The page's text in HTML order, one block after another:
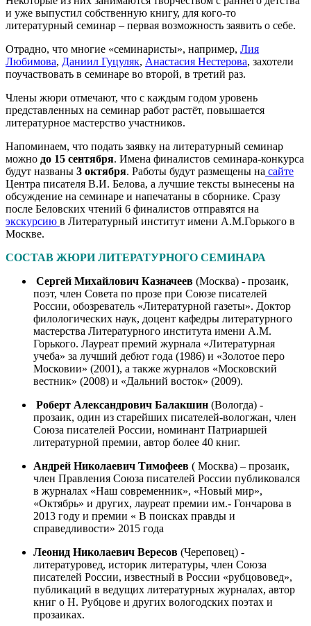
и уже выпустил собственную книгу, для кого-то
литературный семинар – первая возможность заявить о себе.
Отрадно, что многие «семинаристы», например, Лия
Любимова, Даниил Гуцуляк, Анастасия Нестерова, захотели
поучаствовать в семинаре во второй, в третий раз.
Члены жюри отмечают, что с каждым годом уровень
представленных на семинар работ растёт, повышается
литературное мастерство участников.
Напоминаем, что подать заявку на литературный семинар
можно до 15 сентября. Имена финалистов семинара-конкурса
будут названы 3 октября. Работы будут размещены на сайте
Центра писателя В.И. Белова, а лучшие тексты вынесены на
обсуждение на семинаре и напечатаны в сборнике. Сразу
после Беловских чтений 6 финалистов отправятся на
экскурсию в Литературный институт имени А.М.Горького в
Москве.
СОСТАВ ЖЮРИ ЛИТЕРАТУРНОГО СЕМИНАРА
Сергей Михайлович Казначеев (Москва) - прозаик,
поэт, член Совета по прозе при Союзе писателей
России, обозреватель «Литературной газеты». Доктор
филологических наук, доцент кафедры литературного
мастерства Литературного института имени А.М.
Горького. Лауреат премий журнала «Литературная
учеба» за лучший дебют года (1986) и «Золотое перо
Московии» (2001), а также журналов «Московский
вестник» (2008) и «Дальний восток» (2009).
Роберт Александрович Балакшин (Вологда) -
прозаик, один из старейших писателей-вологжан, член
Союза писателей России, номинант Патриаршей
литературной премии, автор более 40 книг.
Андрей Николаевич Тимофеев ( Москва) – прозаик,
член Правления Союза писателей России публиковался
в журналах «Наш современник», «Новый мир»,
«Октябрь» и других, лауреат премии им.- Гончарова в
2013 году и премии « В поисках правды и
справедливости» 2015 года
Леонид Николаевич Вересов (Череповец) -
литературовед, историк литературы, член Союза
писателей России, известный в России «рубцововед»,
публикаций в ведущих литературных журналах, автор
книг о Н. Рубцове и других вологодских поэтах и
прозаиках.